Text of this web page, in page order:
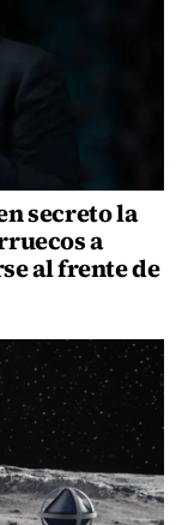
secreto la
a
al frente de